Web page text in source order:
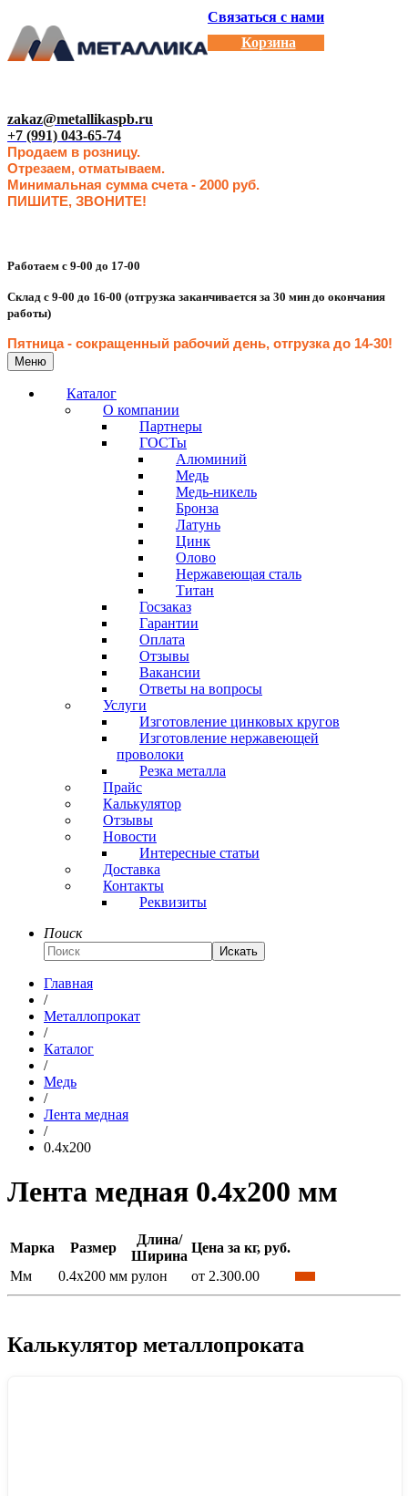
Связаться с нами
Корзина
zakaz@metallikaspb.ru
+7 (991) 043-65-74
Продаем в розницу.
Отрезаем, отматываем.
Минимальная сумма счета - 2000 руб.
ПИШИТЕ, ЗВОНИТЕ!
Работаем с 9-00 до 17-00
Склад с 9-00 до 16-00 (отгрузка заканчивается за 30 мин до окончания
работы)
Пятница - сокращенный рабочий день, отгрузка до 14-30!
Меню
Каталог
О компании
Партнеры
ГОСТы
Алюминий
Медь
Медь-никель
Бронза
Латунь
Цинк
Олово
Нержавеющая сталь
Титан
Госзаказ
Гарантии
Оплата
Отзывы
Вакансии
Ответы на вопросы
Услуги
Изготовление цинковых кругов
Изготовление нержавеющей
проволоки
Резка металла
Прайс
Калькулятор
Отзывы
Новости
Интересные статьи
Доставка
Контакты
Реквизиты
Поиск
Искать
Главная
/
Металлопрокат
/
Каталог
/
Медь
/
Лента медная
/
0.4x200
Лента медная 0.4x200 мм
Марка Размер
Длина/
Ширина
Цена за кг, руб.
Мм
0.4x200 мм рулон от 2.300.00
Калькулятор металлопроката